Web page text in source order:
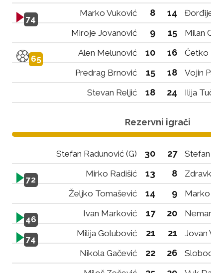
74
Marko Vuković 8 14
Đorđije
Miroje Jovanović
9 15 Milan
65
Alen Melunović 10 16
Ćetko
Predrag Brnović
15 18
Vojin
Stevan Reljić
18 24 Ilija
Rezervni igrači
Stefan Radunović (G) 30 27 Stefan
72
Mirko Radišić 13 8
Zdravko
Željko Tomašević
14 9 Marko
46
Ivan Marković 17 20 Nemanja
74
Milija Golubović 21 21
Jovan
Nikola Gačević
22 26